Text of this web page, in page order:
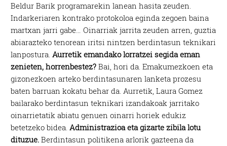
Beldur Barik programarekin lanean hasita zeuden.
Indarkeriaren kontrako protokoloa eginda zegoen baina
martxan jarri gabe… Oinarriak jarrita zeuden arren, guztia
abiarazteko tenorean iritsi nintzen berdintasun teknikari
lanpostura.Aurretik emandako lorratzei segida eman
zenieten, horrenbestez? Bai, hori da. Emakumezkoen eta
gizonezkoen arteko berdintasunaren lanketa prozesu
baten barruan kokatu behar da. Aurretik, Laura Gomez
bailarako berdintasun teknikari izandakoak jarritako
oinarrietatik abiatu genuen oinarri horiek edukiz
betetzeko bidea.Administrazioa eta gizarte zibila lotu
dituzue. Berdintasun politikena arlorik gazteena da